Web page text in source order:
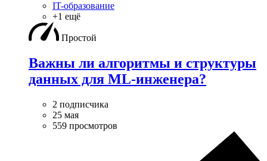
IT-образование
+1 ещё
Простой
Важны ли алгоритмы и структуры
данных для ML-инженера?
2 подписчика
25 мая
559 просмотров